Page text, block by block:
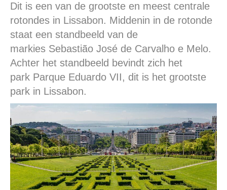
Dit is een van de grootste en meest centrale
rotondes in Lissabon. Middenin in de rotonde
staat een standbeeld van de
markies Sebastião José de Carvalho e Melo.
Achter het standbeeld bevindt zich het
park Parque Eduardo VII, dit is het grootste
park in Lissabon.